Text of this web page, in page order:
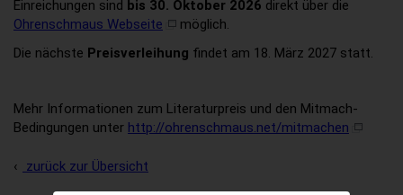
Einreichungen sind bis 30. Oktober 2026 direkt über die
Ohrenschmaus Webseite
möglich.
Die nächste Preisverleihung findet am 18. März 2027 statt.
Mehr Informationen zum Literaturpreis und den Mitmach-
Bedingungen unter http://ohrenschmaus.net/mitmachen
zurück zur Übersicht